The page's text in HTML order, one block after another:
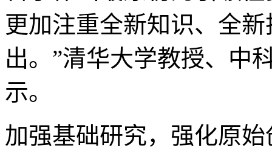
更加注重全新知识、全
出。”清华大学教授、中
示。
加强基础研究，强化原